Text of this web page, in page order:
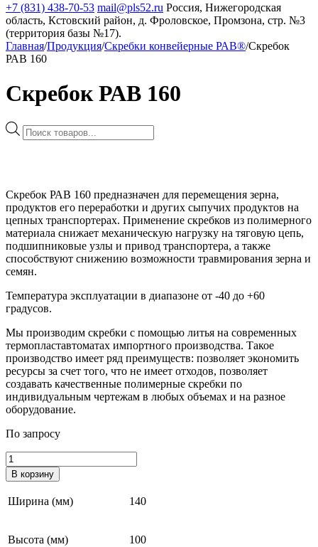
+7 (831) 438-70-53 mail@pls52.ru Россия, Нижегородская
область, Кстовский район, д. Фроловское, Промзона, стр. №3
(территория базы №17).
Главная/Продукция/Скребки конвейерные РАВ®/Скребок
РАВ 160
Скребок РАВ 160
Поиск
товаров
Скребок РАВ 160 предназначен для перемещения зерна,
продуктов его переработки и других сыпучих продуктов на
цепных транспортерах. Применение скребков из полимерного
материала снижает механическую нагрузку на тяговую цепь,
подшипниковые узлы и привод транспортера, а также
способствуют снижению возможности травмирования зерна и
семян.
Температура эксплуатации в диапазоне от -40 до +60
градусов.
Мы производим скребки с помощью литья на современных
термопластавтоматах импортного производства. Такое
производство имеет ряд преимуществ: позволяет экономить
ресурсы за счет того, что не имеет отходов, позволяет
создавать качественные полимерные скребки по
индивидуальным чертежам в любых объемах и на разное
оборудование.
По запросу
Количество
товара
Скребок
РАВ
160
В корзину
Ширина (мм) 140
Высота (мм) 100